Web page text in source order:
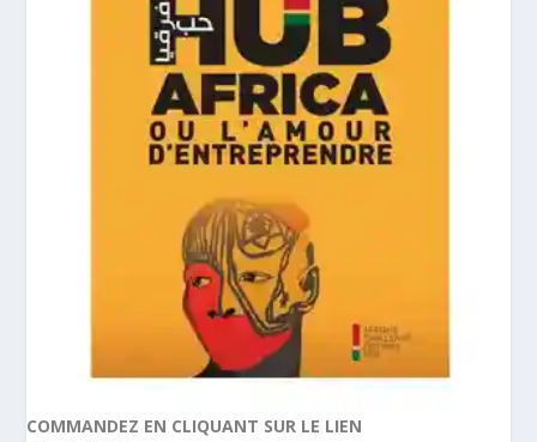
COMMANDEZ EN CLIQUANT SUR LE LIEN